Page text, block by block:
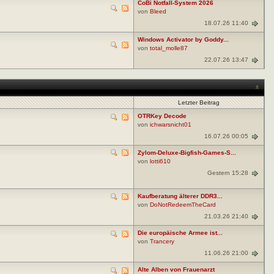
CoBi Notfall-System 2026
von Bleed
18.07.26 11:40
Windows Activator by Goddy...
von total_molle87
22.07.26 13:47
Letzter Beitrag
OTRKey Decode
von ichwarsnicht01
16.07.26 00:05
Zylom-Deluxe-Bigfish-Games-S...
von lotti610
Gestern 15:28
Kaufberatung älterer DDR3...
von DoNotRedeemTheCard
21.03.26 21:40
Die europäische Armee ist...
von Trancery
11.06.26 21:00
Alte Alben von Frauenarzt